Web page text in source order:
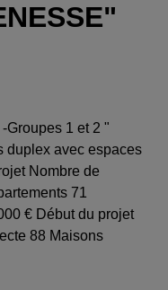
Groupes 1 et 2 "
duplex avec espaces
Nombre de
71
€ Début du projet
88 Maisons